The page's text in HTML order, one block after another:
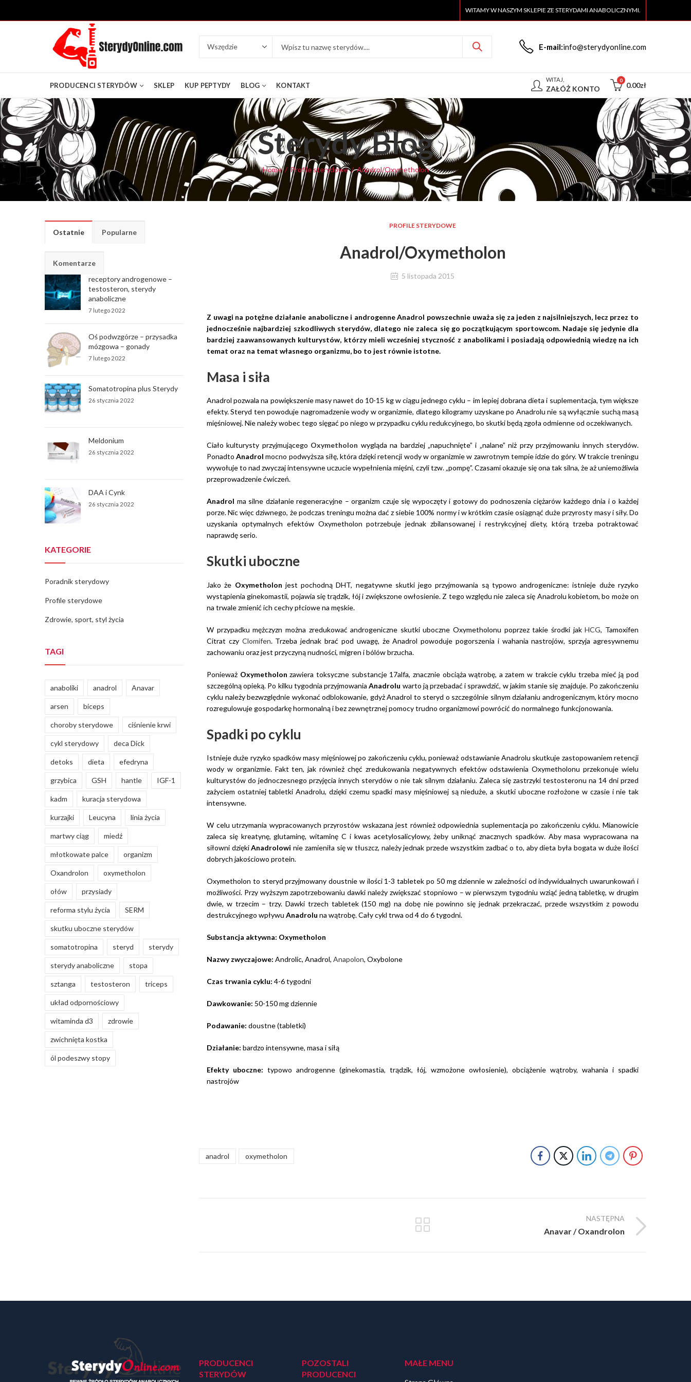
WITAMY W NASZYM SKLEPIE ZE STERYDAMI ANABOLICZNYMI.
E-mail:info@sterydyonline.com
PRODUCENCI STERYDÓW SKLEP KUP PEPTYDY BLOG KONTAKT
WITAJ,
ZAŁÓŻ KONTO
0
0.00zł
Sterydy Blog
Home Profile sterydowe Anadrol/Oxymetholon
PROFILE STERYDOWE
Anadrol/Oxymetholon
5 listopada 2015
Z uwagi na potężne działanie anaboliczne i androgenne Anadrol powszechnie uważa się za jeden z najsilniejszych, lecz przez to
jednocześnie najbardziej szkodliwych sterydów, dlatego nie zaleca się go początkującym sportowcom. Nadaje się jedynie dla
bardziej zaawansowanych kulturystów, którzy mieli wcześniej styczność z anabolikami i posiadają odpowiednią wiedzę na ich
temat oraz na temat własnego organizmu, bo to jest równie istotne.
Masa i siła
Anadrol pozwala na powiększenie masy nawet do 10-15 kg w ciągu jednego cyklu – im lepiej dobrana dieta i suplementacja, tym większe
efekty. Steryd ten powoduje nagromadzenie wody w organizmie, dlatego kilogramy uzyskane po Anadrolu nie są wyłącznie suchą masą
mięśniowej. Nie należy wobec tego sięgać po niego w przypadku cyklu redukcyjnego, bo skutki będą zgoła odmienne od oczekiwanych.
Ciało kulturysty przyjmującego Oxymetholon wygląda na bardziej „napuchnięte” i „nalane” niż przy przyjmowaniu innych sterydów.
PonadtoAnadrol mocno podwyższa siłę, która dzięki retencji wody w organizmie w zawrotnym tempie idzie do góry. W trakcie treningu
wywołuje to nad zwyczaj intensywne uczucie wypełnienia mięśni, czyli tzw. „pompę”. Czasami okazuje się ona tak silna, że aż uniemożliwia
przeprowadzenie ćwiczeń.
Anadrol ma silne działanie regeneracyjne – organizm czuje się wypoczęty i gotowy do podnoszenia ciężarów każdego dnia i o każdej
porze. Nic więc dziwnego, że podczas treningu można dać z siebie 100% normy i w krótkim czasie osiągnąć duże przyrosty masy i siły. Do
uzyskania optymalnych efektów Oxymetholon potrzebuje jednak zbilansowanej i restrykcyjnej diety, którą trzeba potraktować
naprawdę serio.
Skutki uboczne
Jako że Oxymetholon jest pochodną DHT, negatywne skutki jego przyjmowania są typowo androgeniczne: istnieje duże ryzyko
wystąpienia ginekomastii, pojawia się trądzik, łój i zwiększone owłosienie. Z tego względu nie zaleca się Anadrolu kobietom, bo może on
na trwale zmienić ich cechy płciowe na męskie.
W przypadku mężczyzn można zredukować androgeniczne skutki uboczne Oxymetholonu poprzez takie środki jakHCG, Tamoxifen
Citrat czy Clomifen. Trzeba jednak brać pod uwagę, że Anadrol powoduje pogorszenia i wahania nastrojów, sprzyja agresywnemu
zachowaniu oraz jest przyczyną nudności, migren i bólów brzucha.
Ponieważ Oxymetholon zawiera toksyczne substancje 17alfa, znacznie obciąża wątrobę, a zatem w trakcie cyklu trzeba mieć ją pod
szczególną opieką. Po kilku tygodnia przyjmowaniaAnadrolu warto ją przebadać i sprawdzić, w jakim stanie się znajduje. Po zakończeniu
cyklu należy bezwzględnie wykonać odblokowanie, gdyż Anadrol to steryd o szczególnie silnym działaniu androgenicznym, który mocno
rozregulowuje gospodarkę hormonalną i bez zewnętrznej pomocy trudno organizmowi powrócić do normalnego funkcjonowania.
Spadki po cyklu
Istnieje duże ryzyko spadków masy mięśniowej po zakończeniu cyklu, ponieważ odstawianie Anadrolu skutkuje zastopowaniem retencji
wody w organizmie. Fakt ten, jak również chęć zredukowania negatywnych efektów odstawienia Oxymetholonu przekonuje wielu
kulturystów do jednoczesnego przyjęcia innych sterydów o nie tak silnym działaniu. Zaleca się zastrzyki testosteronu na 14 dni przed
zażyciem ostatniej tabletki Anadrolu, dzięki czemu spadki masy mięśniowej są nieduże, a skutki uboczne rozłożone w czasie i nie tak
intensywne.
W celu utrzymania wypracowanych przyrostów wskazana jest również odpowiednia suplementacja po zakończeniu cyklu. Mianowicie
zaleca się kreatynę, glutaminę, witaminę C i kwas acetylosalicylowy, żeby uniknąć znacznych spadków. Aby masa wypracowana na
siłowni dziękiAnadrolowi nie zamieniła się w tłuszcz, należy jednak przede wszystkim zadbać o to, aby dieta była bogata w duże ilości
dobrych jakościowo protein.
Oxymetholon to steryd przyjmowany doustnie w ilości 1-3 tabletek po 50 mg dziennie w zależności od indywidualnych uwarunkowań i
możliwości. Przy wyższym zapotrzebowaniu dawki należy zwiększać stopniowo – w pierwszym tygodniu wziąć jedną tabletkę, w drugim
dwie, w trzecim – trzy. Dawki trzech tabletek (150 mg) na dobę nie powinno się jednak przekraczać, przede wszystkim z powodu
destrukcyjnego wpływu Anadrolu na wątrobę. Cały cykl trwa od 4 do 6 tygodni.
Substancja aktywna: Oxymetholon
Nazwy zwyczajowe: Androlic, Anadrol, Anapolon, Oxybolone
Czas trwania cyklu: 4-6 tygodni
Dawkowanie: 50-150 mg dziennie
Podawanie: doustne (tabletki)
Działanie: bardzo intensywne, masa i siłą
Efekty uboczne: typowo androgenne (ginekomastia, trądzik, łój, wzmożone owłosienie), obciążenie wątroby, wahania i spadki
nastrojów
anadrol oxymetholon
NASTĘPNA
Anavar / Oxandrolon
Ostatnie Popularne
Komentarze
receptory androgenowe –
testosteron, sterydy
anaboliczne
7 lutego 2022
Oś podwzgórze – przysadka
mózgowa – gonady
7 lutego 2022
Somatotropina plus Sterydy
26 stycznia 2022
Meldonium
26 stycznia 2022
DAA i Cynk
26 stycznia 2022
KATEGORIE
Poradnik sterydowy
Profile sterydowe
Zdrowie, sport, styl życia
TAGI
anaboliki anadrol Anavar
arsen biceps
choroby sterydowe ciśnienie krwi
cykl sterydowy deca Dick
detoks dieta efedryna
grzybica GSH hantle IGF-1
kadm kuracja sterydowa
kurzajki Leucyna linia życia
martwy ciąg miedź
młotkowate palce organizm
Oxandrolon oxymetholon
ołów przysiady
reforma stylu życia SERM
skutku uboczne sterydów
somatotropina steryd sterydy
sterydy anaboliczne stopa
sztanga testosteron triceps
układ odpornościowy
witaminda d3 zdrowie
zwichnięta kostka
ól podeszwy stopy
PRODUCENCI
STERYDÓW
POZOSTALI
PRODUCENCI
MAŁE MENU